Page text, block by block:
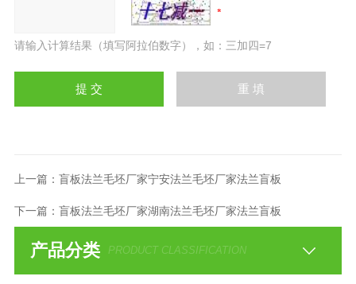
请输入计算结果（填写阿拉伯数字），如：三加四=7
上一篇： 盲板法兰毛坯厂家宁安法兰毛坯厂家法兰盲板
下一篇： 盲板法兰毛坯厂家湖南法兰毛坯厂家法兰盲板
产品分类 PRODUCT CLASSIFICATION